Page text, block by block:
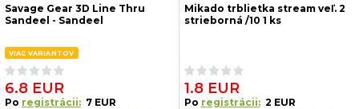
Savage Gear 3D Line Thru
Sandeel - Sandeel
VIAC VARIANTOV
6.8 EUR
Po registrácii: 7 EUR
Mikado trblietka stream veľ. 2
strieborná /10 1 ks
1.8 EUR
Po registrácii: 2 EUR